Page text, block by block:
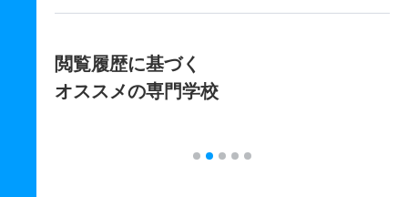
閲覧履歴に基づく
オススメの専門学校